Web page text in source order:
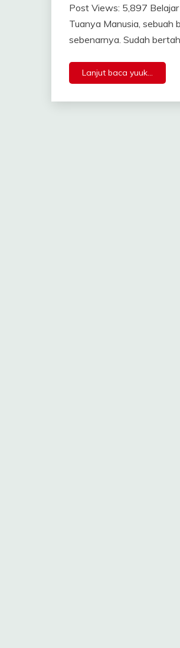
Post Views: 5,897
Tuanya Manusia, sebuah
sebenarnya. Sudah
Lanjut baca yuuk...